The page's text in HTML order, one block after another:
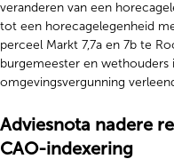
veranderen van een
tot een horecagelegenheid
perceel Markt 7,7a en 7b te
burgemeester en wethouders
omgevingsvergunning
Adviesnota nadere
CAO-indexering